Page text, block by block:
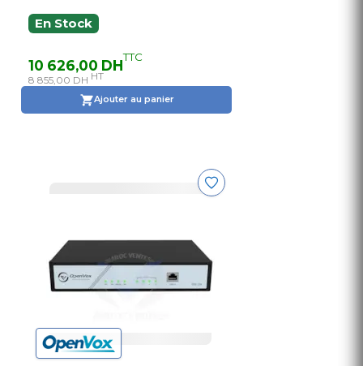
En Stock
10 626,00 DHTTC
8 855,00 DH HT
Ajouter au panier